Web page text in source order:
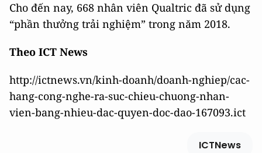
Cho đến nay, 668 nhân viên Qualtric đã sử dụng
“phần thưởng trải nghiệm” trong năm 2018.
Theo ICT News
http://ictnews.vn/kinh-doanh/doanh-nghiep/cac-
hang-cong-nghe-ra-suc-chieu-chuong-nhan-
vien-bang-nhieu-dac-quyen-doc-dao-167093.ict
ICTNews